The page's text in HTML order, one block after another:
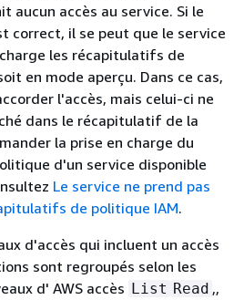
aucun accès au service. Si le
correct, il se peut que le service
les récapitulatifs de
en mode aperçu. Dans ce cas,
l'accès, mais celui-ci ne
dans le récapitulatif de la
la prise en charge du
d'un service disponible
Le service ne prend pas
de politique IAM.
d'accès qui incluent un accès
sont regroupés selon les
d' AWS accès List Read ,,